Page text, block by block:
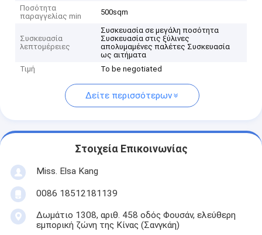
Ποσότητα
παραγγελίας min
500sqm
Συσκευασία
λεπτομέρειες
Συσκευασία σε μεγάλη ποσότητα
Συσκευασία στις ξύλινες
απολυμαμένες παλέτες Συσκευασία
ως αιτήματα
Τιμή
To be negotiated
Δείτε περισσότερων
Στοιχεία Επικοινωνίας
Miss. Elsa Kang
0086 18512181139
Δωμάτιο 1308, αριθ. 458 οδός Φουσάν, ελεύθερη
εμπορική ζώνη της Κίνας (Σανγκάη)